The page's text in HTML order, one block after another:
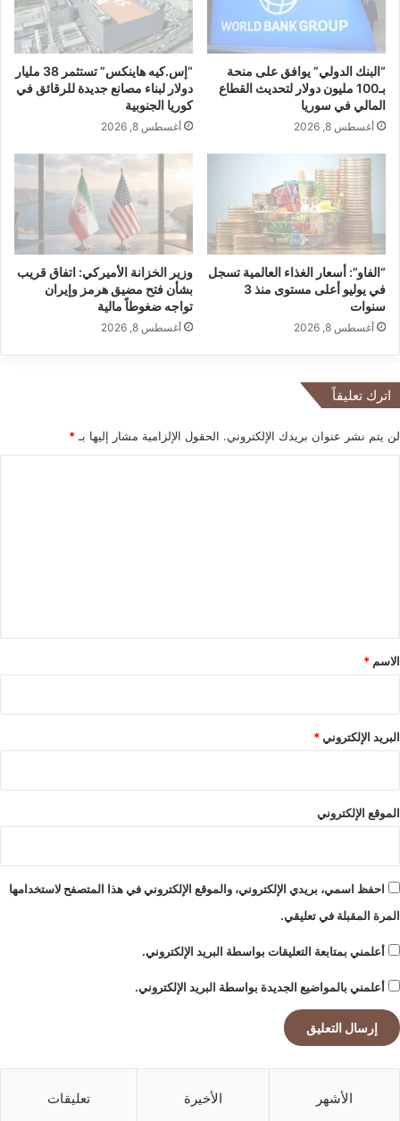
“البنك الدولي” يوافق على منحة
بـ100 مليون دولار لتحديث القطاع
المالي في سوريا
أغسطس 8, 2026
“إس.كيه هاينكس” تستثمر 38 مليار
دولار لبناء مصانع جديدة للرقائق في
كوريا الجنوبية
أغسطس 8, 2026
“الفاو”: أسعار الغذاء العالمية تسجل
في يوليو أعلى مستوى منذ 3
سنوات
أغسطس 8, 2026
وزير الخزانة الأميركي: اتفاق قريب
بشأن فتح مضيق هرمز وإيران
تواجه ضغوطاً مالية
أغسطس 8, 2026
اترك تعليقاً
لن يتم نشر عنوان بريدك الإلكتروني. الحقول الإلزامية مشار إليها بـ*
*
الاسم *
البريد الإلكتروني*
الموقع الإلكتروني
احفظ اسمي، بريدي الإلكتروني، والموقع الإلكتروني في هذا المتصفح لاستخدامها
المرة المقبلة في تعليقي.
أعلمني بمتابعة التعليقات بواسطة البريد الإلكتروني.
أعلمني بالمواضيع الجديدة بواسطة البريد الإلكتروني.
الأشهر الأخيرة تعليقات